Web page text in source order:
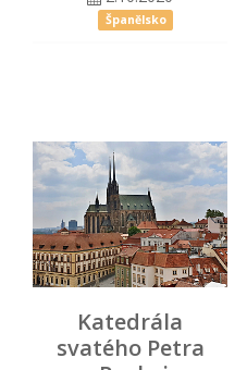
Španělsko
Katedrála
svatého Petra